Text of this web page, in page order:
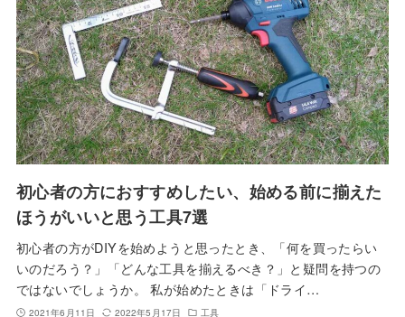
初心者の方におすすめしたい、始める前に揃えた
ほうがいいと思う工具7選
初心者の方がDIYを始めようと思ったとき、「何を買ったらい
いのだろう？」「どんな工具を揃えるべき？」と疑問を持つの
ではないでしょうか。 私が始めたときは「ドライ…
2021年6月11日 2022年5月17日 工具